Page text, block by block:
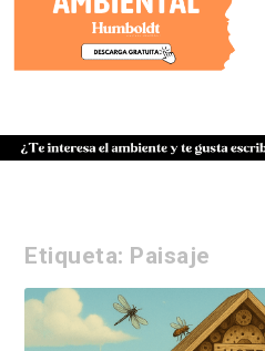
Etiqueta: Paisaje